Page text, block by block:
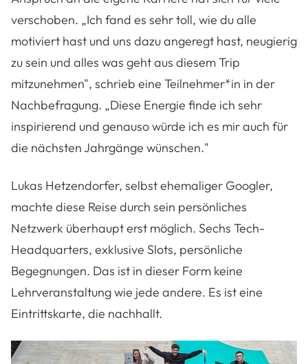
verschoben. „Ich fand es sehr toll, wie du alle
motiviert hast und uns dazu angeregt hast, neugierig
zu sein und alles was geht aus diesem Trip
mitzunehmen", schrieb eine Teilnehmer*in in der
Nachbefragung. „Diese Energie finde ich sehr
inspirierend und genauso würde ich es mir auch für
die nächsten Jahrgänge wünschen."
Lukas Hetzendorfer, selbst ehemaliger Googler,
machte diese Reise durch sein persönliches
Netzwerk überhaupt erst möglich. Sechs Tech-
Headquarters, exklusive Slots, persönliche
Begegnungen. Das ist in dieser Form keine
Lehrveranstaltung wie jede andere. Es ist eine
Eintrittskarte, die nachhallt.